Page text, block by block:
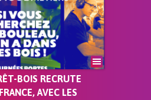
BOIS RECRUTE
AVEC LES